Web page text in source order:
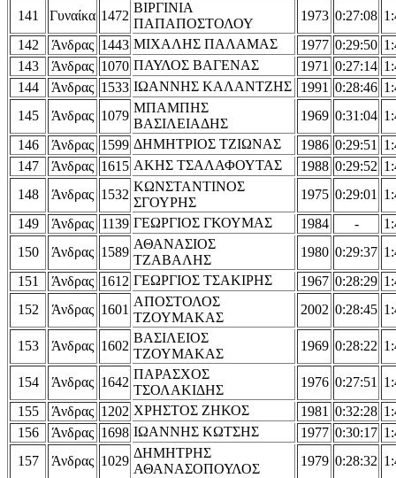
141
Γυναίκα 1472
ΒΙΡΓΙΝΙΑ
ΠΑΠΑΠΟΣΤΟΛΟΥ
1973 0:27:08
142
Άνδρας 1443 ΜΙΧΑΛΗΣ ΠΑΛΑΜΑΣ 1977 0:29:50
143
Άνδρας 1070 ΠΑΥΛΟΣ ΒΑΓΕΝΑΣ 1971 0:27:14
144
Άνδρας 1533 ΙΩΑΝΝΗΣ ΚΑΛΑΝΤΖΗΣ 1991 0:28:46
145
Άνδρας 1079
ΜΠΑΜΠΗΣ
ΒΑΣΙΛΕΙΑΔΗΣ
1969 0:31:04
146
Άνδρας 1599 ΔΗΜΗΤΡΙΟΣ ΤΖΙΩΝΑΣ 1986 0:29:51
147
Άνδρας 1615 ΑΚΗΣ ΤΣΑΛΑΦΟΥΤΑΣ 1988 0:29:52
148
Άνδρας 1532
ΚΩΝΣΤΑΝΤΙΝΟΣ
ΣΓΟΥΡΗΣ
1975 0:29:01
149
Άνδρας 1139 ΓΕΩΡΓΙΟΣ ΓΚΟΥΜΑΣ 1984 -
150
Άνδρας 1589
ΑΘΑΝΑΣΙΟΣ
ΤΖΑΒΑΛΗΣ
1980 0:29:37
151
Άνδρας 1612 ΓΕΩΡΓΙΟΣ ΤΣΑΚΙΡΗΣ 1967 0:28:29
152
Άνδρας 1601
ΑΠΟΣΤΟΛΟΣ
ΤΖΟΥΜΑΚΑΣ
2002 0:28:45
153 Άνδρας 1602
ΒΑΣΙΛΕΙΟΣ
ΤΖΟΥΜΑΚΑΣ
1969 0:28:22
154 Άνδρας 1642
ΠΑΡΑΣΧΟΣ
ΤΣΟΛΑΚΙΔΗΣ
1976 0:27:51
155
Άνδρας 1202 ΧΡΗΣΤΟΣ ΖΗΚΟΣ 1981 0:32:28
156
Άνδρας 1698 ΙΩΑΝΝΗΣ ΚΩΤΣΗΣ 1977 0:30:17
157
Άνδρας 1029
ΔΗΜΗΤΡΗΣ
ΑΘΑΝΑΣΟΠΟΥΛΟΣ
1979 0:28:32